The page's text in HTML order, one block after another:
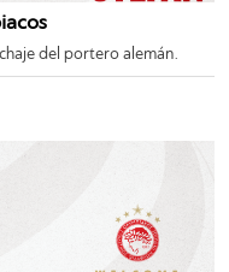
del portero alemán.